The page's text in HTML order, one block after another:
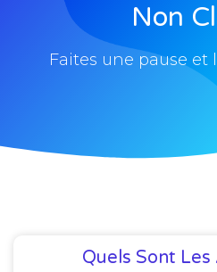
Non
Faites une pause et
Quels Sont